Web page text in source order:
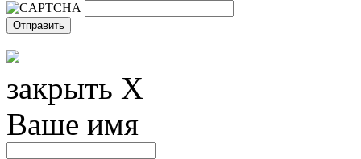
закрыть X
Ваше имя